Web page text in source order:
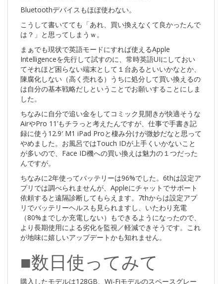
Bluetoothデバイスもほぼ使わない。
こうして書いてても「あれ、買い換えなくて良かったんで
は？」と思ってしまうｗ。
まぁでも現状で英語モードにすれば使えるApple
Intelligenceを先行して試すのに、常時英語UIにしておい
てそれほど困らない端末として１台あるといいかなとか、
陳腐化しない（高く売れる）うちに処分して買い換えるの
は自分の基本戦略だしということでお願いすることにしま
した。
ちなみに自分で追い金をしてコミック見開きが快適そうな
AirやPro 11’もチラっと考えたんですが、仕事で手書き記
録に使う12.9′ M1 iPad Proと棲み分けが微妙だなと思って
やめました。お風呂ではTouch IDが上手くいかないこと
が多いので、Face ID機への買い換えは魅力の１つだった
んですが。
ちなみに2年使ってバッテリーは96%でした。6thは設定ア
プリでは調べられませんが、Appleにチャットでサポート
依頼すると遠隔診断してもらえます。7thからは設定アプ
リでバッテリーヘルスも見られますし、いたわり充電
（80%までしか充電しない）もできるようになったので、
より長期使用による劣化を監視／軽減できそうです。これ
が地味に嬉しいアップデートかも知れません。
■数日使ってみて
購入したモデルは128GB、Wi-Fiモデルのスペースグレー